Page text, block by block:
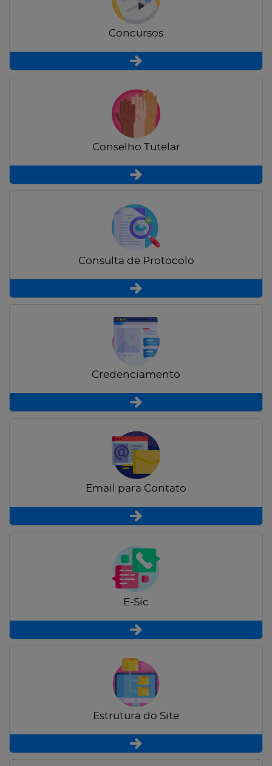
Concursos
Conselho Tutelar
Consulta de Protocolo
Credenciamento
Email para Contato
E-Sic
Estrutura do Site